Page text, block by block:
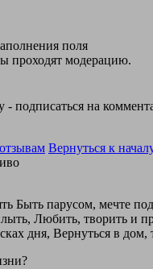
поля
проходят модерацию.
- подписаться на
Вернуться к
Быть парусом, мечте
Любить, творить и
дня, Вернуться в дом,